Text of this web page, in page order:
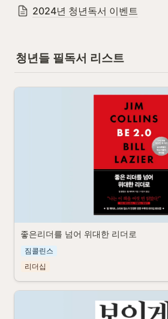
2024년 청년독서 이벤트
청년들 필독서 리스트
좋은리더를 넘어 위대한 리더로
짐콜린스
리더십